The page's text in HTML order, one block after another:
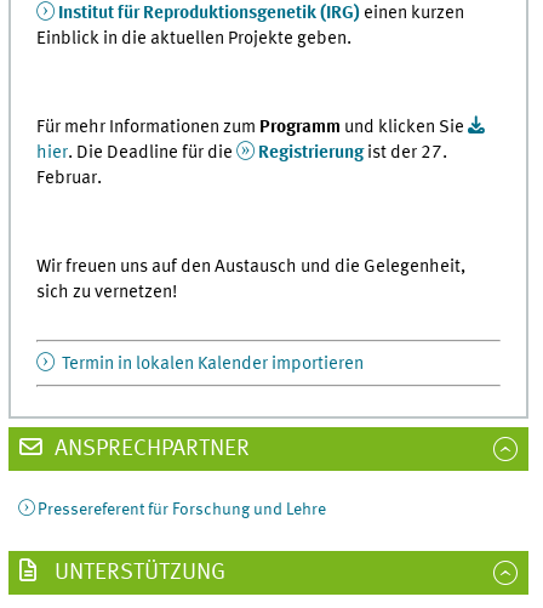
Institut für Reproduktionsgenetik (IRG) einen kurzen
Einblick in die aktuellen Projekte geben.
Für mehr Informationen zum Programm und klicken Sie
hier. Die Deadline für die Registrierungist der 27.
Februar.
Wir freuen uns auf den Austausch und die Gelegenheit,
sich zu vernetzen!
Termin in lokalen Kalender importieren
ANSPRECHPARTNER
Pressereferent für Forschung und Lehre
UNTERSTÜTZUNG